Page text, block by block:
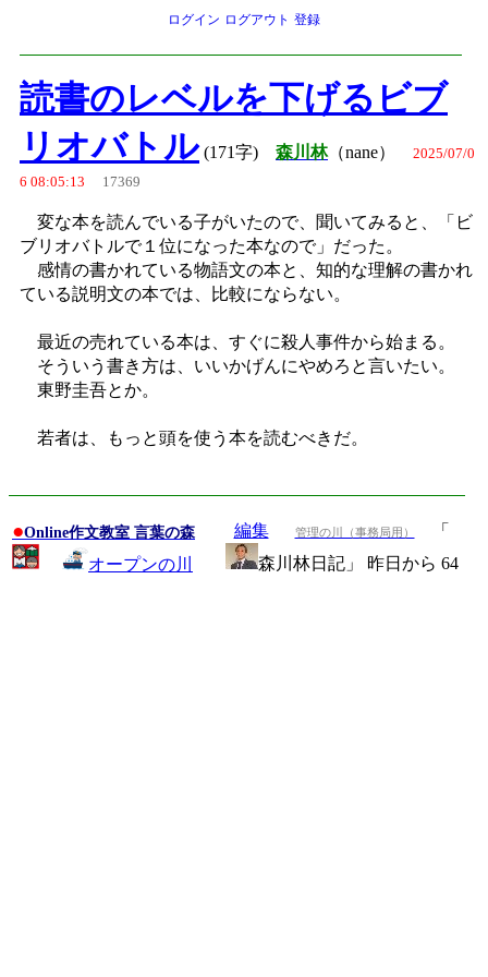
ログイン ログアウト 登録
読書のレベルを下げるビブ
リオバトル(171字) 森川林（nane） 2025/07/0
6 08:05:13
17369
変な本を読んでいる子がいたので、聞いてみると、「ビ
ブリオバトルで１位になった本なので」だった。
感情の書かれている物語文の本と、知的な理解の書かれ
ている説明文の本では、比較にならない。
最近の売れている本は、すぐに殺人事件から始まる。
そういう書き方は、いいかげんにやめろと言いたい。
東野圭吾とか。
若者は、もっと頭を使う本を読むべきだ。
●Online作文教室 言葉の森
オープンの川
編集 管理の川（事務局用）
「
森川林日記」 昨日から 64